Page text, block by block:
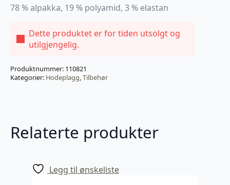
78 % alpakka, 19 % polyamid, 3 % elastan
Dette produktet er for tiden utsolgt og
utilgjengelig.
Produktnummer: 110821
Kategorier: Hodeplagg,Tilbehør
Relaterte produkter
Legg til ønskeliste